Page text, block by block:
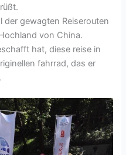
der gewagten Reiserouten
von China.
hat, diese reise in
fahrrad, das er